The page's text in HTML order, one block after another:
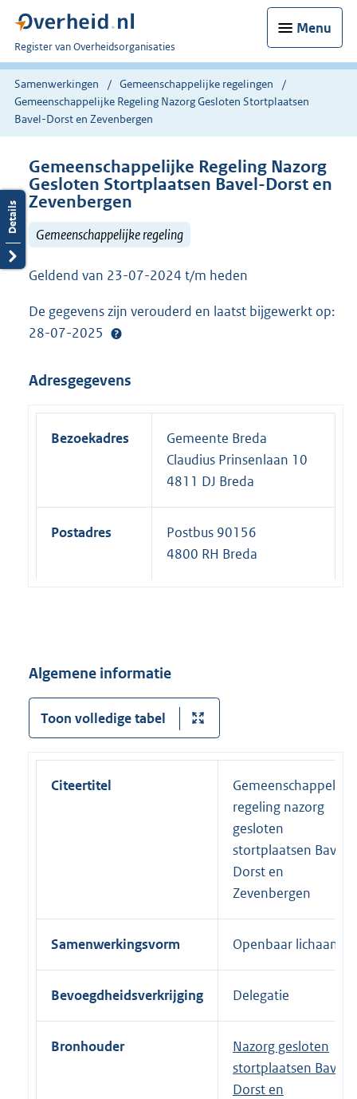
Menu
U
bent
nu
hier:
Register van Overheidsorganisaties
Samenwerkingen
Gemeenschappelijke regelingen
Gemeenschappelijke Regeling Nazorg Gesloten Stortplaatsen
Bavel-Dorst en Zevenbergen
Gemeenschappelijke Regeling Nazorg
Gesloten Stortplaatsen Bavel-Dorst en
Zevenbergen
Gemeenschappelijke regeling
Geldend van 23-07-2024 t/m heden
De gegevens zijn verouderd en laatst bijgewerkt op:
28-07-2025
Adresgegevens
Bezoekadres
Gemeente Breda
Claudius Prinsenlaan 10
4811 DJ Breda
Postadres
Postbus 90156
4800 RH Breda
Algemene informatie
Toon volledige tabel
Citeertitel
Gemeenschappelijke
regeling nazorg
gesloten
stortplaatsen Bavel-
Dorst en
Zevenbergen
Samenwerkingsvorm Openbaar lichaam
Bevoegdheidsverkrijging Delegatie
Bronhouder
Nazorg gesloten
stortplaatsen Bavel-
Dorst en